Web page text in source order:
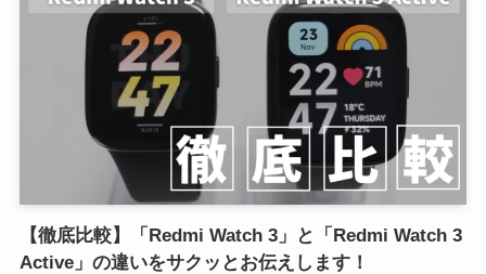
【徹底比較】「Redmi Watch 3」と「Redmi Watch 3
Active」の違いをサクッとお伝えします！